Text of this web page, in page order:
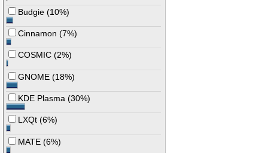
Budgie (10%)
Cinnamon (7%)
COSMIC (2%)
GNOME (18%)
KDE Plasma (30%)
LXQt (6%)
MATE (6%)